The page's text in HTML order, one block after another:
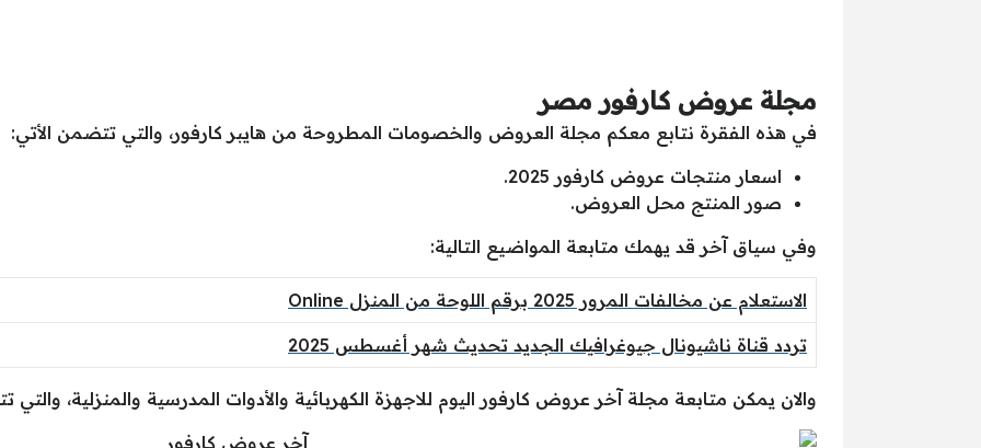
مجلة عروض كارفور مصر
في هذه الفقرة نتابع معكم مجلة العروض والخصومات المطروحة من هايبر كارفور، والتي تتضمن الأتي:
اسعار منتجات عروض كارفور 2025.
صور المنتج محل العروض.
وفي سياق آخر قد يهمك متابعة المواضيع التالية:
الاستعلام عن مخالفات المرور 2025 برقم اللوحة من المنزل Online
تردد قناة ناشيونال جيوغرافيك الجديد تحديث شهر أغسطس 2025
والان يمكن متابعة مجلة آخر عروض كارفور اليوم للاجهزة الكهربائية والأدوات المدرسية والمنزلية، والتي